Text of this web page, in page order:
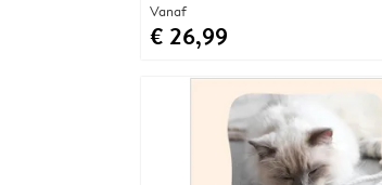
Vanaf
€ 26,99